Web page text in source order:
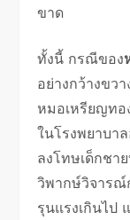
ขาด
ทั้งนี้ กรณีของ
อย่างกว้างขว
หมอเหรียญท
ในโรงพยาบา
ลงโทษเด็กชา
วิพากษ์วิจารณ์
รุนแรงเกินไป